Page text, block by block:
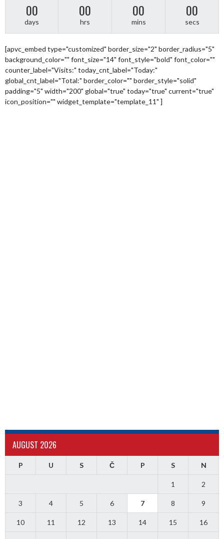
00
days
00
hrs
00
mins
00
secs
[apvc_embed type="customized" border_size="2" border_radius="5"
background_color="" font_size="14" font_style="bold" font_color=""
counter_label="Visits:" today_cnt_label="Today:"
global_cnt_label="Total:" border_color="" border_style="solid"
padding="5" width="200" global="true" today="true" current="true"
icon_position="" widget_template="template_11" ]
AUGUST 2026
P U S Č P S N
1 2
3 4 5 6 7 8 9
10 11 12 13 14 15 16